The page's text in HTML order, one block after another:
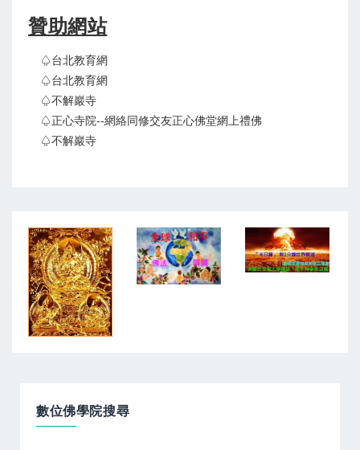
贊助網站
♤台北教育網
♤台北教育網
♤不解巖寺
♤正心寺院--網絡同修交友正心佛堂網上禮佛
♤不解巖寺
數位佛學院搜尋